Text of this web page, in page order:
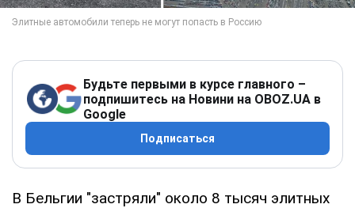
Будьте первыми в курсе главного –
подпишитесь на Новини на OBOZ.UA в
Google
Подписаться
В Бельгии "застряли" около 8 тысяч элитных